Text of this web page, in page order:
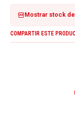
Mostrar stock
COMPARTIR ESTE